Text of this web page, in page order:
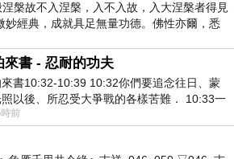
槃故不入涅槃，入不入故，入大涅槃者得見
妙經典，成就具足無量功德。佛性亦爾，悉
來書 - 忍耐的功夫
書10:32-10:39 10:32你們要追念往日、蒙
照以後、所忍受大爭戰的各樣苦難． 10:33一
謗、遭患難、成了戲景、叫眾人
前